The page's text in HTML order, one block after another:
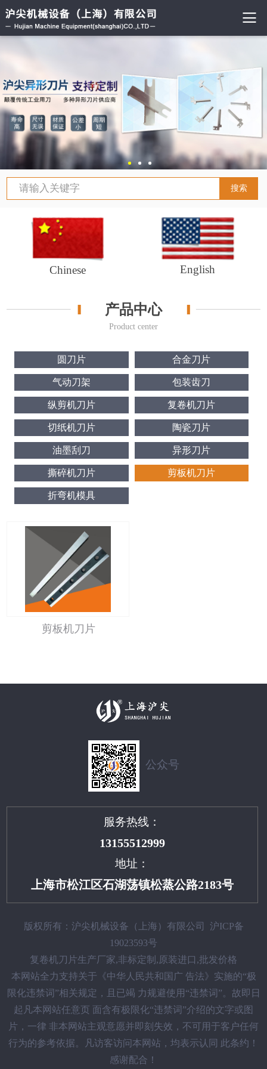
Chinese English
产品中心
Product center
圆刀片 合金刀片
气动刀架 包装齿刀
纵剪机刀片 复卷机刀片
切纸机刀片 陶瓷刀片
油墨刮刀 异形刀片
撕碎机刀片 剪板机刀片
折弯机模具
剪板机刀片
公众号
服务热线：
13155512999
地址：
上海市松江区石湖荡镇松蒸公路2183号
版权所有：沪尖机械设备（上海）有限公司 沪ICP备
19023593号
复卷机刀片生产厂家,非标定制,原装进口,批发价格
本网站全力支持关于《中华人民共和国广 告法》实施的“极
限化违禁词”相关规定，且已竭 力规避使用“违禁词”。故即日
起凡本网站任意页 面含有极限化“违禁词”介绍的文字或图
片，一律 非本网站主观意愿并即刻失效，不可用于客户任何
行为的参考依据。凡访客访问本网站，均表示认同 此条约！
感谢配合！